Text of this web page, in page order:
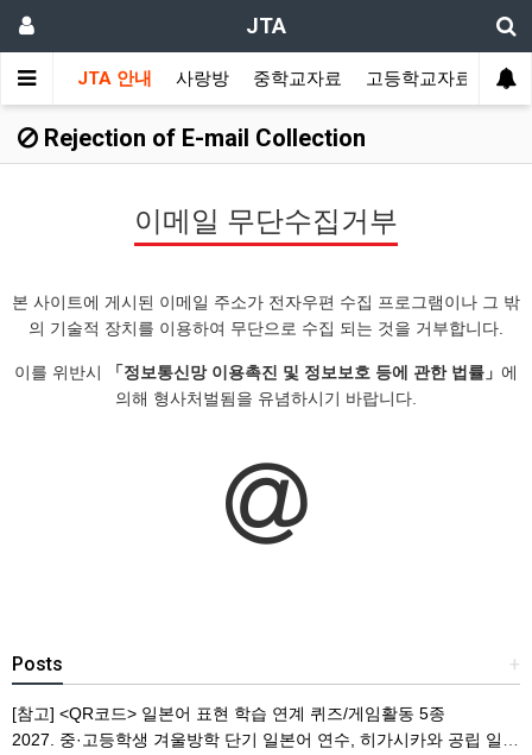
JTA
JTA 안내 사랑방 중학교자료 고등학교자료 멀
Rejection of E-mail Collection
이메일 무단수집거부
본 사이트에 게시된 이메일 주소가 전자우편 수집 프로그램이나 그 밖
의 기술적 장치를 이용하여 무단으로 수집 되는 것을 거부합니다.
이를 위반시 「정보통신망 이용촉진 및 정보보호 등에 관한 법률」 에
의해 형사처벌됨을 유념하시기 바랍니다.
+
Posts
[참고] <QR코드> 일본어 표현 학습 연계 퀴즈/게임활동 5종